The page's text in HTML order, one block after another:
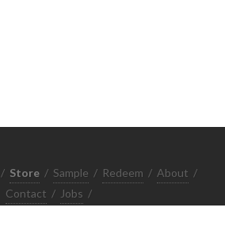
/ Store / Sample / Redeem / About /
Contact / Jobs /